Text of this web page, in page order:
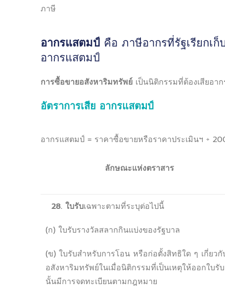
ภาษี
อากรแสตมป์ คือ ภาษีอากรที่รัฐเรียกเ
อากรแสตมป์
การซื้อขายอสังหาริมทรัพย์ เป็นนิติกรรมที่ต้องเสียอ
อัตราการเสีย อากรแสตมป์
อากรแสตมป์ = ราคาซื้อขายหรือราคาประเมินฯ ÷
ลักษณะแห่งตราสาร
28. ใบรับเฉพาะตามที่ระบุต่อไปนี้
(ก) ใบรับรางวัลสลากกินแบ่งของรัฐบาล
(ข) ใบรับสำหรับการโอน หรือก่อตั้งสิทธิใด ๆ เกี่ยวกั
อสังหาริมทรัพย์ในเมื่อนิติกรรมที่เป็นเหตุให้ออกใบรับ
นั้นมีการจดทะเบียนตามกฎหมาย